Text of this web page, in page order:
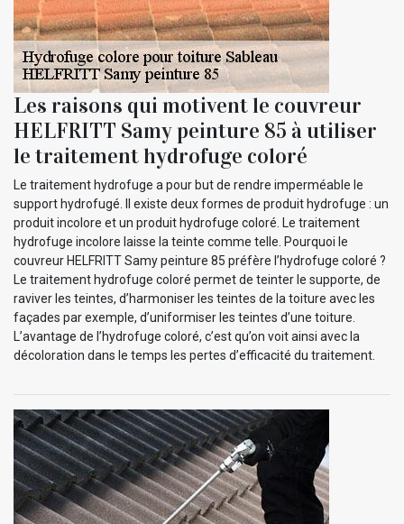
Les raisons qui motivent le couvreur
HELFRITT Samy peinture 85 à utiliser
le traitement hydrofuge coloré
Le traitement hydrofuge a pour but de rendre imperméable le
support hydrofugé. Il existe deux formes de produit hydrofuge : un
produit incolore et un produit hydrofuge coloré. Le traitement
hydrofuge incolore laisse la teinte comme telle. Pourquoi le
couvreur HELFRITT Samy peinture 85 préfère l’hydrofuge coloré ?
Le traitement hydrofuge coloré permet de teinter le supporte, de
raviver les teintes, d’harmoniser les teintes de la toiture avec les
façades par exemple, d’uniformiser les teintes d’une toiture.
L’avantage de l’hydrofuge coloré, c’est qu’on voit ainsi avec la
décoloration dans le temps les pertes d’efficacité du traitement.